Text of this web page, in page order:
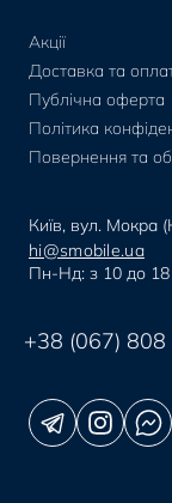
Акції
Доставка та
Публічна оферта
Політика
Повернення та
Київ, вул. Мокра
hi@smobile.ua
Пн-Нд: з 10 до 18
+38 (067)